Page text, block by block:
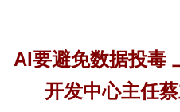
AI要避免数据投毒
开发中心主任